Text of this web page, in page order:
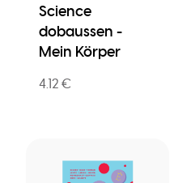
Science
dobaussen -
Mein Körper
4.12 €